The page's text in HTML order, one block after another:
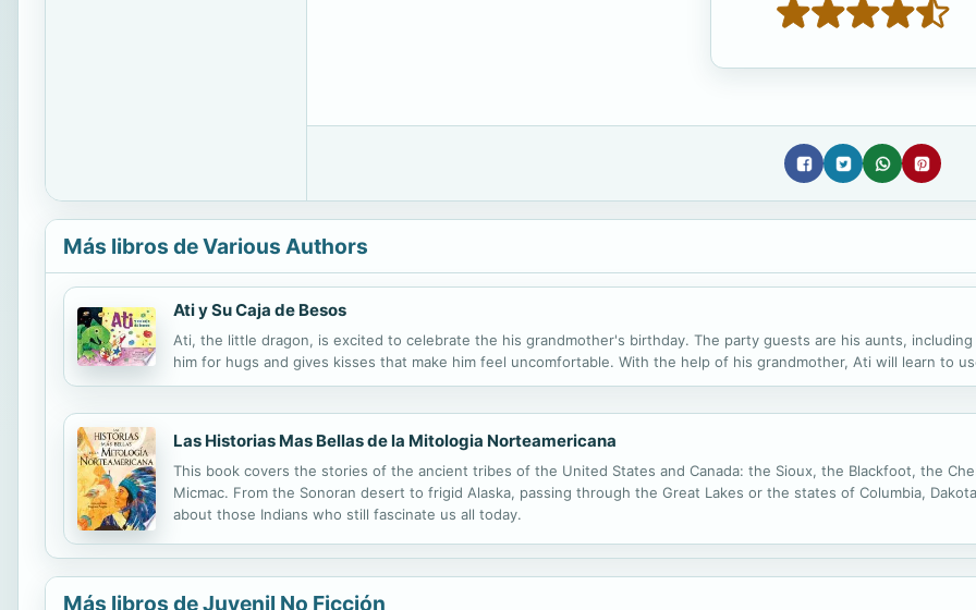
Más libros de Various Authors
Ati y Su Caja de Besos
Ati, the little dragon, is excited to celebrate the his grandmother's birthday. The party guests are his aunts,
him for hugs and gives kisses that make him feel uncomfortable. With the help of his grandmother, Ati will learn to
Las Historias Mas Bellas de la Mitologia Norteamericana
This book covers the stories of the ancient tribes of the United States and Canada: the Sioux, the Blackfoot, the
Micmac. From the Sonoran desert to frigid Alaska, passing through the Great Lakes or the states of Columbia,
about those Indians who still fascinate us all today.
Más libros de Juvenil No Ficción